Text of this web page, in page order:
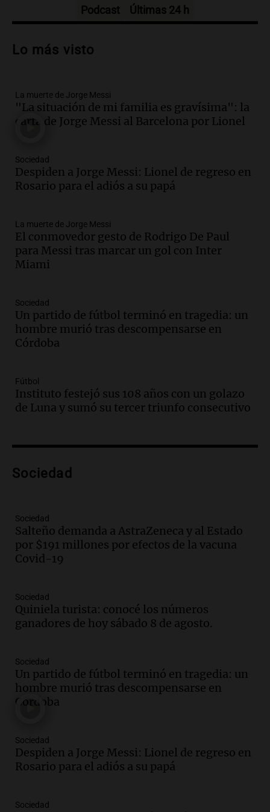
Audio.Trágico accidente en Mendoza:
vehículos desde un puente
Audio.Tragedia en Mendoza: un muerto
y cinco heridos tras caer dos autos desde
un puente
Audio.Messi llegará esta noche a
Rosario para acompañar a su familia
Episodios
Audio.Ley de Propiedad Privada: el revés
en el Congreso expuso una debilidad
comunicacional del Gobierno
Episodios
Audio.Casabindo se prepara para una
celebración única: 30.000 turistas y el
tradicional Toreo de la Vincha
Audio.Borges, abogada de Pourrain:
"Tres hombres se lo llevaron para
hacerle preguntas y nunca regresó"
Episodios
metros del río Suquía y retiraron hasta
Episodios
Audio.La historia de la servilleta que
firmó Jorge Messi para el primer
contrato de Leo con Barcelona
Audio.Joan Gaspart: "Sin Jorge, no sé si
Messi hubiera llegado adonde llegó"
Audio.El orgullo y el sueño argentino de
Jorge Messi en una entrevista con Rony
Vargas en 2007
Audio.El abuelo de Agostina Vega, tras
las nuevas detenciones: "En esa casa
Episodios
Podcast Últimas 24 h
Lo más visto
La muerte de Jorge Messi
"La situación de mi familia es gravísima": la
carta de Jorge Messi al Barcelona por Lionel
Sociedad
Despiden a Jorge Messi: Lionel de regreso en
Rosario para el adiós a su papá
La muerte de Jorge Messi
El conmovedor gesto de Rodrigo De Paul
para Messi tras marcar un gol con Inter
Miami
Sociedad
Un partido de fútbol terminó en tragedia: un
hombre murió tras descompensarse en
Córdoba
Fútbol
Instituto festejó sus 108 años con un golazo
de Luna y sumó su tercer triunfo consecutivo
Sociedad
Sociedad
Salteño demanda a AstraZeneca y al Estado
por $191 millones por efectos de la vacuna
Covid-19
Sociedad
Quiniela turista: conocé los números
ganadores de hoy sábado 8 de agosto.
Sociedad
Un partido de fútbol terminó en tragedia: un
hombre murió tras descompensarse en
Córdoba
Sociedad
Despiden a Jorge Messi: Lionel de regreso en
Rosario para el adiós a su papá
Sociedad